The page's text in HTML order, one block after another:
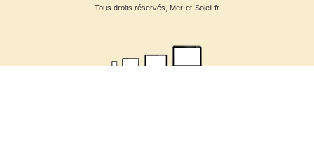
Tous droits réservés, Mer-et-Soleil.fr